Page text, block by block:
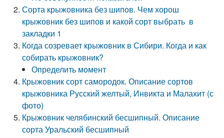
Сорта крыжовника без шипов. Чем хорош
крыжовник без шипов и какой сорт выбрать в
закладки 1
Когда созревает крыжовник в Сибири. Когда и как
собирать крыжовник?
Определить момент
Крыжовник сорт самородок. Описание сортов
крыжовника Русский желтый, Инвикта и Малахит (с
фото)
Крыжовник челябинский бесшипный. Описание
сорта Уральский бесшипный